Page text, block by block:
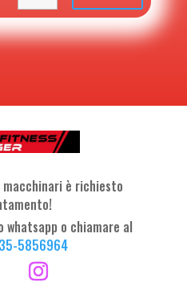
è richiesto
whatsapp o chiamare al
5856964